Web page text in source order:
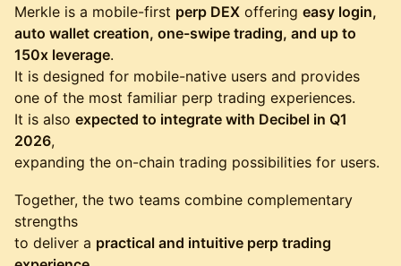
Merkle is a mobile-first perp DEX offering easy login,
auto wallet creation, one-swipe trading, and up to
150x leverage.
It is designed for mobile-native users and provides
one of the most familiar perp trading experiences.
It is also expected to integrate with Decibel in Q1
2026,
expanding the on-chain trading possibilities for users.
Together, the two teams combine complementary
strengths
to deliver a practical and intuitive perp trading